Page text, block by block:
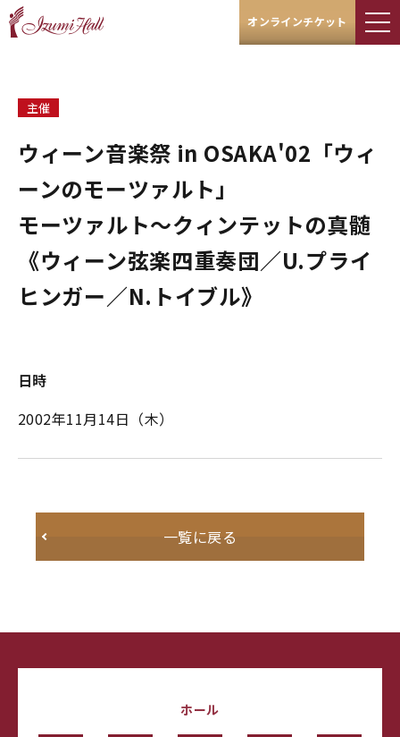
オンラインチケット
主催
ウィーン音楽祭 in OSAKA'02「ウィ
ーンのモーツァルト」
モーツァルト～クィンテットの真髄
《ウィーン弦楽四重奏団／U.プライ
ヒンガー／N.トイブル》
日時
2002年11月14日（木）
一覧に戻る
ホール